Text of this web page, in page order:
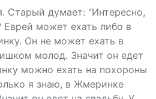
Старый думает: "Интересно,
Еврей может ехать либо в
Он не может ехать в
молод. Значит он едет
можно ехать на похороны
я знаю, в Жмеринке